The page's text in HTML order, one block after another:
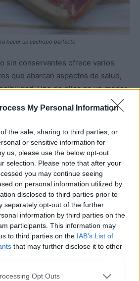
My Personal Information
the sale, sharing to third parties, or
or sensitive information for
us, please use the below opt-out
selection. Please note that after your
you may continue seeing
on personal information utilized by
disclosed to third parties prior to
separately opt-out of the further
information by third parties on the
participants. This information may
to third parties on the IAB’s List of
that may further disclose it to other
Opt Outs
hacer un cachopo perfecto
sin conservantes ofrece varios
que abarcan aspectos de salud,
Uno de ellos es un menor
Los conservantes
utilizados para preservar la
largo plazo.Estudios han
excesivo de estos conservantes
de desarrollar ciertos tipos de
cáncer colorrectal, y afecciones
de curado del jamón
permite que los sabores
se desarrollen plenamente,